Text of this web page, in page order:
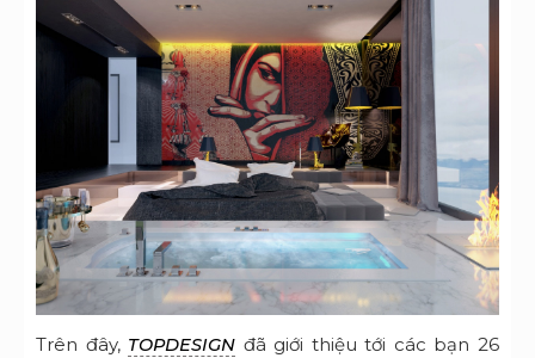
Trên đây, TOPDESIGN đã giới thiệu tới các bạn 26